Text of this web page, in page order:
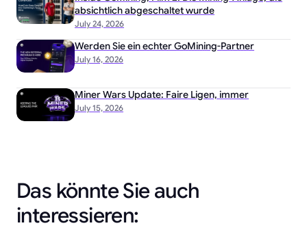
July 24, 2026
absichtlich abgeschaltet wurde
July 16, 2026
Werden Sie ein echter GoMining-Partner
July 15, 2026
Miner Wars Update: Faire Ligen, immer
Das könnte Sie auch
interessieren: